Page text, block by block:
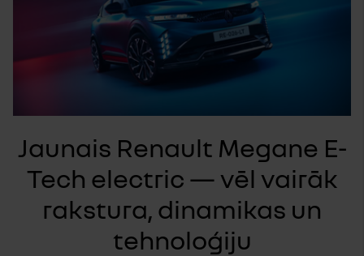
Jaunais Renault Megane E-
Tech electric — vēl vairāk
rakstura, dinamikas un
tehnoloģiju